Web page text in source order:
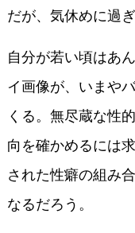
だが、気休めに過
自分が若い頃はあ
イ画像が、いまや
くる。無尽蔵な性
向を確かめるには
された性癖の組み
なるだろう。